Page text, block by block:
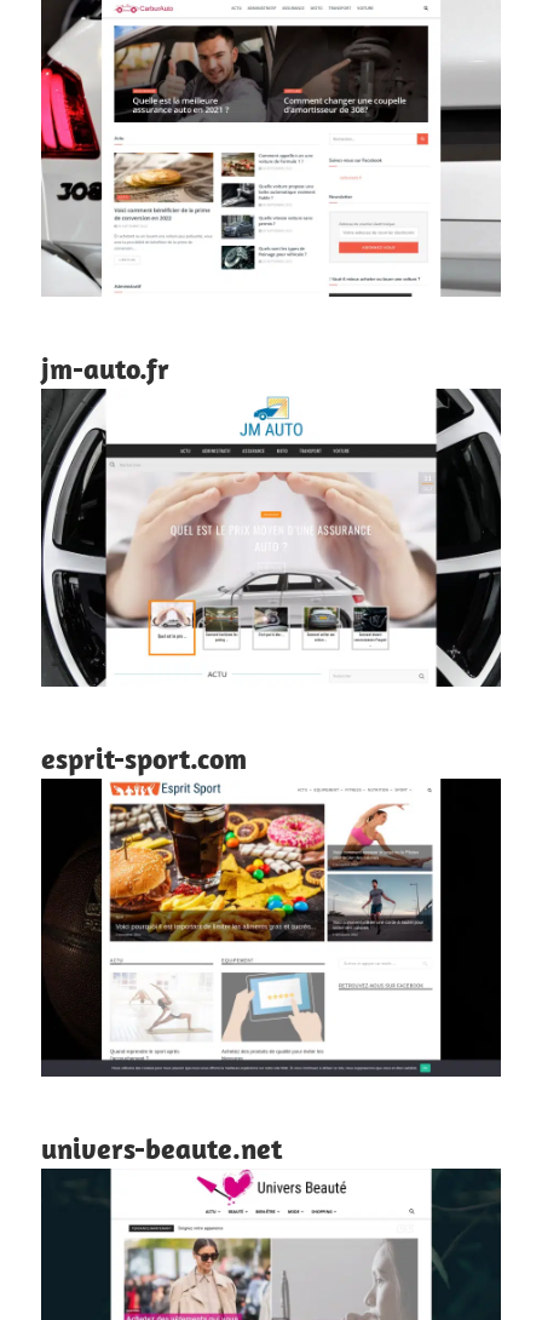
jm-auto.fr
esprit-sport.com
univers-beaute.net